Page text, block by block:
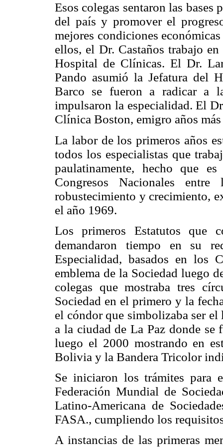
Esos colegas sentaron las
del país y promover el
mejores condiciones
ellos, el Dr. Castaños trabajo
Hospital de Clínicas. El Dr.
Pando asumió la Jefatura del
Barco se fueron a radicar a
impulsaron la especialidad. El
Clínica Boston, emigro años
La labor de los primeros años
todos los especialistas que
paulatinamente, hecho que
Congresos Nacionales
robustecimiento y crecimiento,
el año 1969.
Los primeros Estatutos que
demandaron tiempo en su
Especialidad, basados en los
emblema de la Sociedad luego
colegas que mostraba tres
Sociedad en el primero y la
el cóndor que simbolizaba ser
a la ciudad de La Paz donde
luego el 2000 mostrando en
Bolivia y la Bandera Tricolor
Se iniciaron los trámites para
Federación Mundial de
Latino-Americana de
FASA., cumpliendo los
A instancias de las primeras